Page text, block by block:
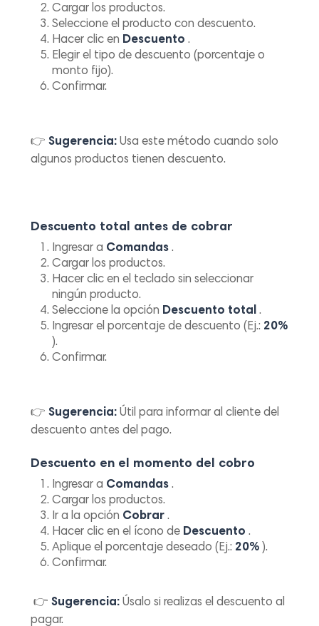
Cargar los productos.
Seleccione el producto con descuento.
Hacer clic en Descuento .
Elegir el tipo de descuento (porcentaje o
monto fijo).
Confirmar.
👉Sugerencia: Usa este método cuando solo
algunos productos tienen descuento.
Descuento total antes de cobrar
Ingresar a Comandas .
Cargar los productos.
Hacer clic en el teclado sin seleccionar
ningún producto.
Seleccione la opción Descuento total .
Ingresar el porcentaje de descuento (Ej.: 20%
).
Confirmar.
👉Sugerencia: Útil para informar al cliente del
descuento antes del pago.
Descuento en el momento del cobro
Ingresar a Comandas .
Cargar los productos.
Ir a la opción Cobrar .
Hacer clic en el ícono de Descuento .
Aplique el porcentaje deseado (Ej.: 20% ).
Confirmar.
👉Sugerencia: Úsalo si realizas el descuento al
pagar.